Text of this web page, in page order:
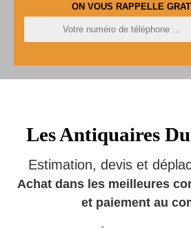
ON VOUS RAPPELLE
Les Antiquaires
Estimation, devis et
Achat dans les meilleures
et paiement au